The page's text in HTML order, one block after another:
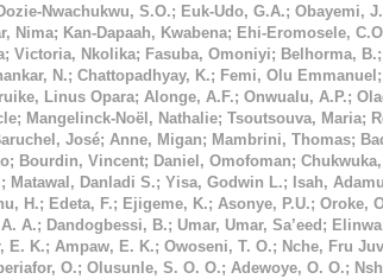
Nwachukwu, S.O.; Euk-Udo, G.A.; Obayemi,
Nima; Kan-Dapaah, Kwabena; Ehi-Eromosele, C.O
; Victoria, Nkolika; Fasuba, Omoniyi; Belhorma, B.;
N.; Chattopadhyay, K.; Femi, Olu Emmanuel ;
Linus Opara; Alonge, A.F.; Onwualu, A.P.;
; Mangelinck-Noël, Nathalie; Tsoutsouva, Maria;
José; Anne, Migan; Mambrini, Thomas;
; Bourdin, Vincent; Daniel, Omofoman;
; Matawal, Danladi S.; Yisa, Godwin L.; Isah,
H.; Edeta, F.; Ejigeme, K.; Asonye, P.U.; Oroke,
A.; Dandogbessi, B.; Umar, Umar, Sa’eed ; Elinwa
E. K.; Ampaw, E. K.; Owoseni, T. O.; Nche, Fru
O.; Olusunle, S. O. O.; Adewoye, O. O.;